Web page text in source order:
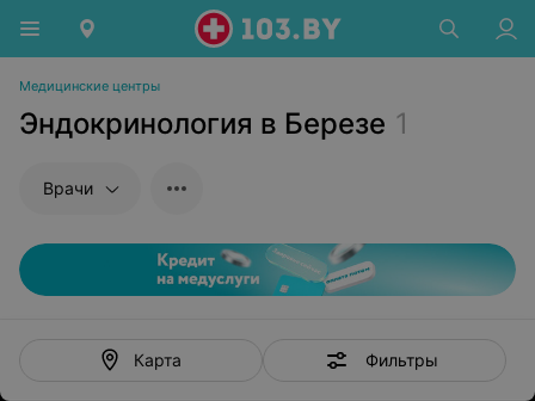
Медицинские центры
Эндокринология в Березе 1
Врачи
Карта Фильтры